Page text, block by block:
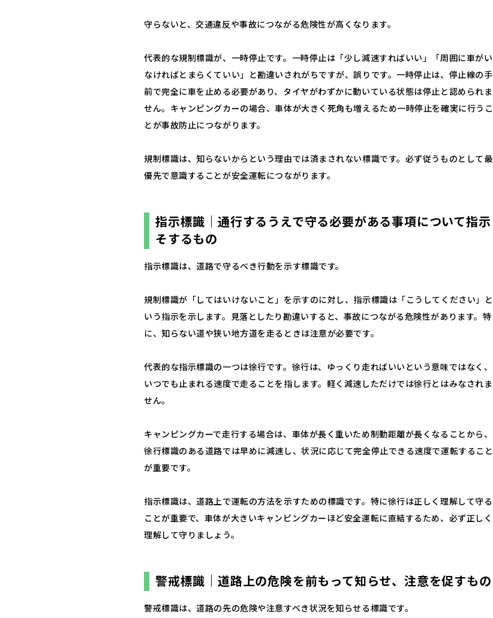
守らないと、交通違反や事故につながる危険性が高くなります。
代表的な規制標識が、一時停止です。一時停止は「少し減速すればいい」「周囲に車がい
なければとまらくていい」と勘違いされがちですが、誤りです。一時停止は、停止線の手
前で完全に車を止める必要があり、タイヤがわずかに動いている状態は停止と認められま
せん。キャンピングカーの場合、車体が大きく死角も増えるため一時停止を確実に行うこ
とが事故防止につながります。
規制標識は、知らないからという理由では済まされない標識です。必ず従うものとして最
優先で意識することが安全運転につながります。
指示標識｜通行するうえで守る必要がある事項について指示
そするもの
指示標識は、道路で守るべき行動を示す標識です。
規制標識が「してはいけないこと」を示すのに対し、指示標識は「こうしてください」と
いう指示を示します。見落としたり勘違いすると、事故につながる危険性があります。特
に、知らない道や狭い地方道を走るときは注意が必要です。
代表的な指示標識の一つは徐行です。徐行は、ゆっくり走ればいいという意味ではなく、
いつでも止まれる速度で走ることを指します。軽く減速しただけでは徐行とはみなされま
せん。
キャンピングカーで走行する場合は、車体が長く重いため制動距離が長くなることから、
徐行標識のある道路では早めに減速し、状況に応じて完全停止できる速度で運転すること
が重要です。
指示標識は、道路上で運転の方法を示すための標識です。特に徐行は正しく理解して守る
ことが重要で、車体が大きいキャンピングカーほど安全運転に直結するため、必ず正しく
理解して守りましょう。
警戒標識｜道路上の危険を前もって知らせ、注意を促すもの
警戒標識は、道路の先の危険や注意すべき状況を知らせる標識です。